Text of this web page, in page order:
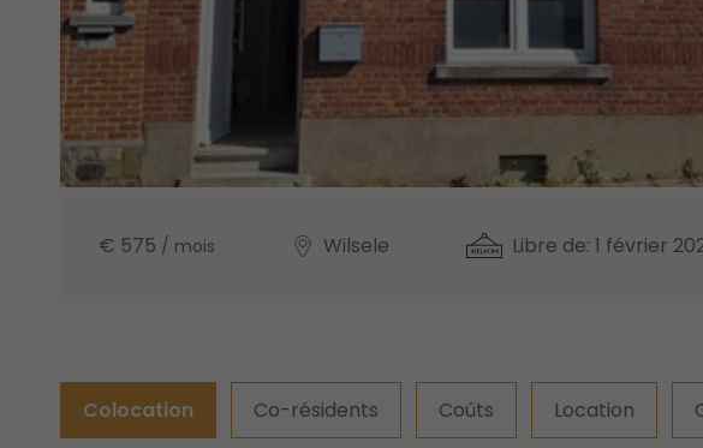
€ 575 / mois Wilsele Libre de: 1 février
Colocation Co-résidents Coûts Location